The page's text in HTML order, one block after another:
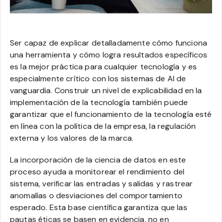
Ser capaz de explicar detalladamente cómo funciona
una herramienta y cómo logra resultados específicos
es la mejor práctica para cualquier tecnología y es
especialmente crítico con los sistemas de AI de
vanguardia. Construir un nivel de explicabilidad en la
implementación de la tecnología también puede
garantizar que el funcionamiento de la tecnología esté
en línea con la política de la empresa, la regulación
externa y los valores de la marca.
La incorporación de la ciencia de datos en este
proceso ayuda a monitorear el rendimiento del
sistema, verificar las entradas y salidas y rastrear
anomalías o desviaciones del comportamiento
esperado. Esta base científica garantiza que las
pautas éticas se basen en evidencia, no en